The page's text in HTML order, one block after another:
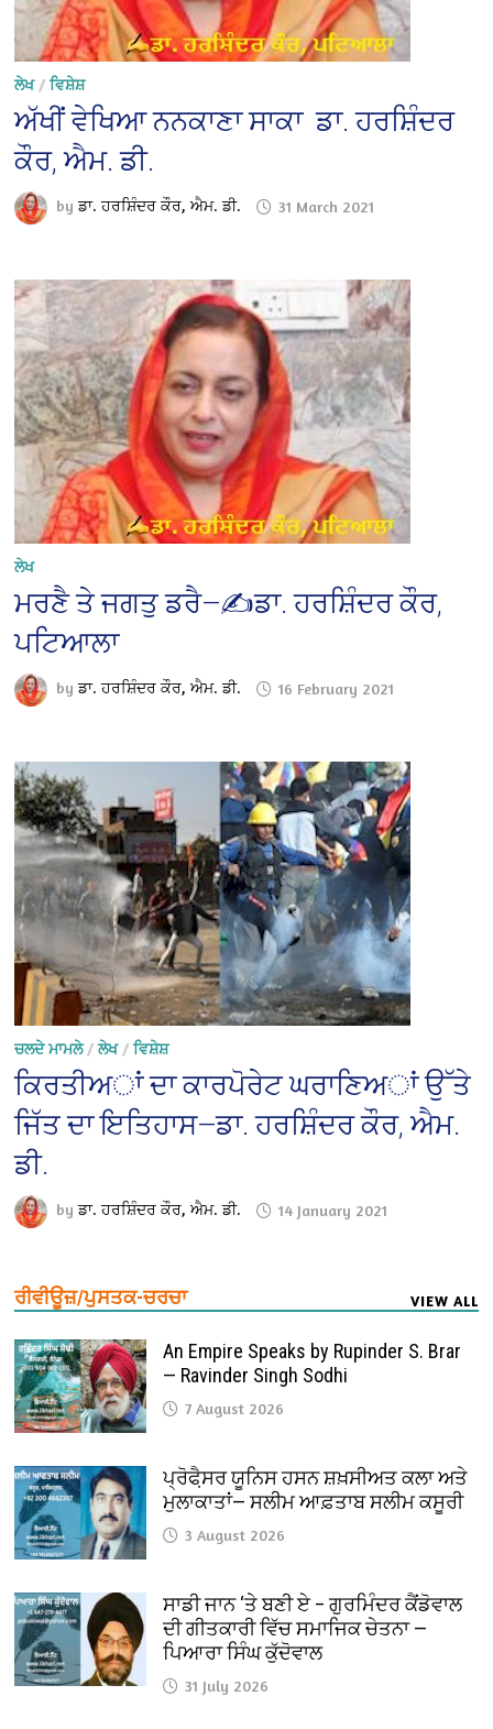
ਲੇਖ/ਵਿਸ਼ੇਸ਼
ਅੱਖੀਂ ਵੇਖਿਆ ਨਨਕਾਣਾ ਸਾਕਾ ਡਾ. ਹਰਸ਼ਿੰਦਰ
ਕੌਰ, ਐਮ. ਡੀ.
byਡਾ. ਹਰਸ਼ਿੰਦਰ ਕੌਰ, ਐਮ. ਡੀ. 31 March 2021
ਲੇਖ
ਮਰਣੈ ਤੇ ਜਗਤੁ ਡਰੈ—✍️ਡਾ. ਹਰਸ਼ਿੰਦਰ ਕੌਰ,
ਪਟਿਆਲਾ
byਡਾ. ਹਰਸ਼ਿੰਦਰ ਕੌਰ, ਐਮ. ਡੀ. 16 February 2021
ਚਲਦੇ ਮਾਮਲੇ/ਲੇਖ/ਵਿਸ਼ੇਸ਼
ਕਿਰਤੀਅਾਂ ਦਾ ਕਾਰਪੋਰੇਟ ਘਰਾਣਿਅਾਂ ਉੱਤੇ
ਜਿੱਤ ਦਾ ਇਤਿਹਾਸ—ਡਾ. ਹਰਸ਼ਿੰਦਰ ਕੌਰ, ਐਮ.
ਡੀ.
byਡਾ. ਹਰਸ਼ਿੰਦਰ ਕੌਰ, ਐਮ. ਡੀ. 14 January 2021
ਰੀਵੀਊਜ਼/ਪੁਸਤਕ-ਚਰਚਾ VIEW ALL
An Empire Speaks by Rupinder S. Brar
— Ravinder Singh Sodhi
7 August 2026
ਪ੍ਰੋਫੈ਼ਸਰ ਯੂਨਿਸ ਹਸਨ ਸ਼ਖ਼ਸੀਅਤ ਕਲਾ ਅਤੇ
ਮੁਲਾਕਾਤਾਂ— ਸਲੀਮ ਆਫ਼ਤਾਬ ਸਲੀਮ ਕਸੂਰੀ
3 August 2026
ਸਾਡੀ ਜਾਨ ‘ਤੇ ਬਣੀ ਏ – ਗੁਰਮਿੰਦਰ ਕੈਂਡੋਵਾਲ
ਦੀ ਗੀਤਕਾਰੀ ਵਿੱਚ ਸਮਾਜਿਕ ਚੇਤਨਾ —
ਪਿਆਰਾ ਸਿੰਘ ਕੁੱਦੋਵਾਲ
31 July 2026